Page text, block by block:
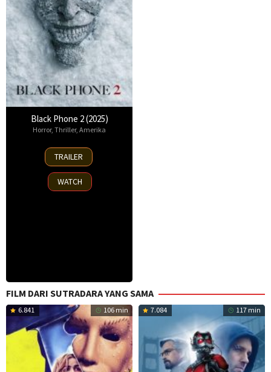
Black Phone 2 (2025)
Horror, Thriller, Amerika
15
Oct
2025
TRAILER
WATCH
FILM DARI SUTRADARA YANG SAMA
6.841 106 min 7.084 117 min